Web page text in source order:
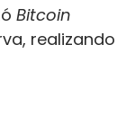
Bitcoin
realizando